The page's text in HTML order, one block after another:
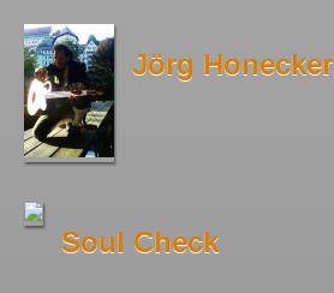
Jörg Honecker
Soul Check